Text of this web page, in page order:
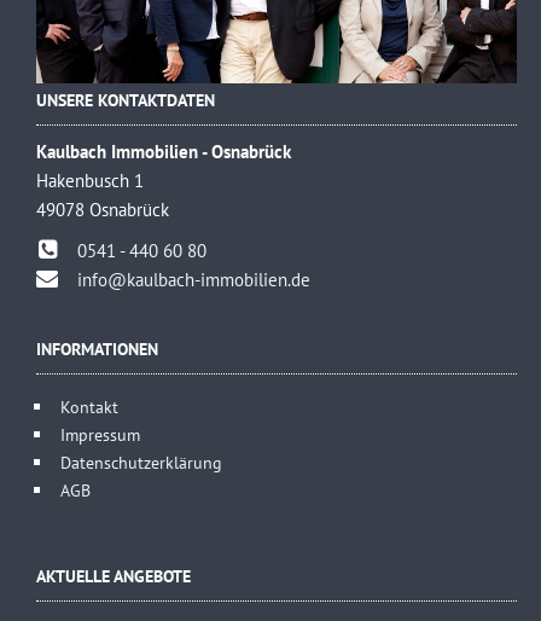
UNSERE KONTAKTDATEN
Kaulbach Immobilien - Osnabrück
Hakenbusch 1
49078 Osnabrück
0541 - 440 60 80
info@kaulbach-immobilien.de
INFORMATIONEN
Kontakt
Impressum
Datenschutzerklärung
AGB
AKTUELLE ANGEBOTE